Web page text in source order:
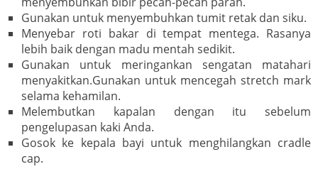
Gunakan untuk menyembuhkan tumit retak dan siku.
Menyebar roti bakar di tempat mentega. Rasanya
lebih baik dengan madu mentah sedikit.
Gunakan untuk meringankan sengatan matahari
menyakitkan.Gunakan untuk mencegah stretch mark
selama kehamilan.
Melembutkan kapalan dengan itu sebelum
pengelupasan kaki Anda.
Gosok ke kepala bayi untuk menghilangkan cradle
cap.